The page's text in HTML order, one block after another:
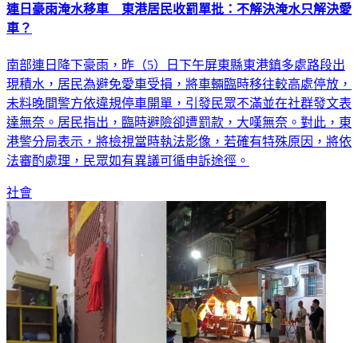
連日豪雨淹水移車 東港居民收罰單批：不解決淹水只解決愛
車？
南部連日降下豪雨，昨（5）日下午屏東縣東港鎮多處路段出
現積水，居民為避免愛車受損，將車輛臨時移往較高處停放，
未料晚間警方依違規停車開單，引發民眾不滿並在社群發文表
達無奈。居民指出，臨時避險卻遭罰款，大嘆無奈。對此，東
港警分局表示，將檢視當時執法影像，若確有特殊原因，將依
法審酌處理，民眾如有異議可循申訴途徑。
社會